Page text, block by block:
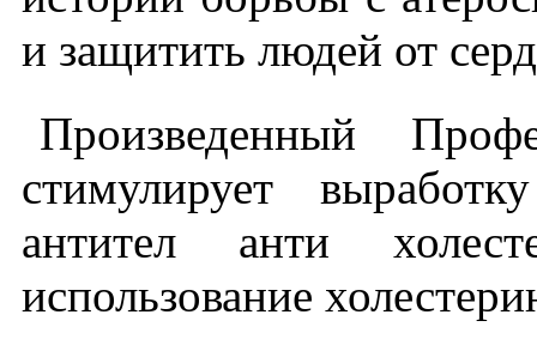
и защитить людей от
Произведенный
стимулирует
антител анти
использование